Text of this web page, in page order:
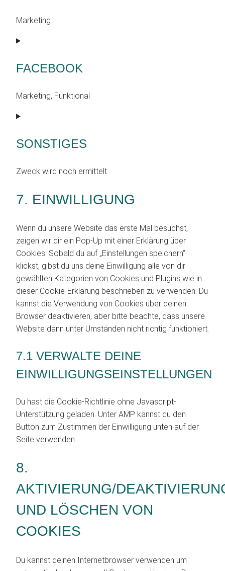
fonts
Marketing
Consent
service
FACEBOOK
Marketing, Funktional
Consent
service
SONSTIGES
Zweck wird noch ermittelt
to
sonstiges
7. EINWILLIGUNG
Wenn du unsere Website das erste Mal besuchst,
zeigen wir dir ein Pop-Up mit einer Erklärung über
Cookies. Sobald du auf „Einstellungen speichern“
klickst, gibst du uns deine Einwilligung alle von dir
gewählten Kategorien von Cookies und Plugins wie in
dieser Cookie-Erklärung beschrieben zu verwenden. Du
kannst die Verwendung von Cookies über deinen
Browser deaktivieren, aber bitte beachte, dass unsere
Website dann unter Umständen nicht richtig funktioniert.
7.1 VERWALTE DEINE
EINWILLIGUNGSEINSTELLUNGEN
Du hast die Cookie-Richtlinie ohne Javascript-
Unterstützung geladen. Unter AMP kannst du den
Button zum Zustimmen der Einwilligung unten auf der
Seite verwenden.
8.
AKTIVIERUNG/
UND LÖSCHEN VON
COOKIES
Du kannst deinen Internetbrowser verwenden um